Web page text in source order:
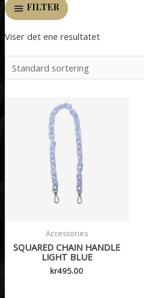
FILTER
Viser det ene resultatet
Accessories
SQUARED CHAIN HANDLE
LIGHT BLUE
kr495.00